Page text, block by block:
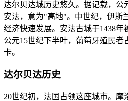
达尔贝达城历史悠久。据记载，公
安法，意为"高地"。中世纪，伊斯
经济快速发展。安法古城于1438年
公元15世纪下半叶，葡萄牙殖民者
卡。
达尔贝达历史
20世纪初，法国占领这座城市。摩